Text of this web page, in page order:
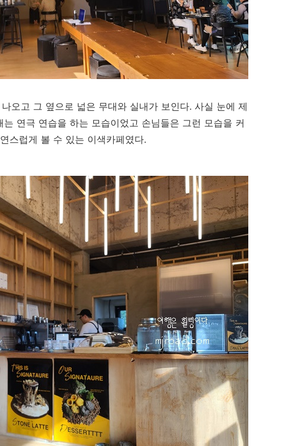
오고 그 옆으로 넓은 무대와 실내가 보인다. 사실 눈에 제
연극 연습을 하는 모습이었고 손님들은 그런 모습을 커
스럽게 볼 수 있는 이색카페였다.